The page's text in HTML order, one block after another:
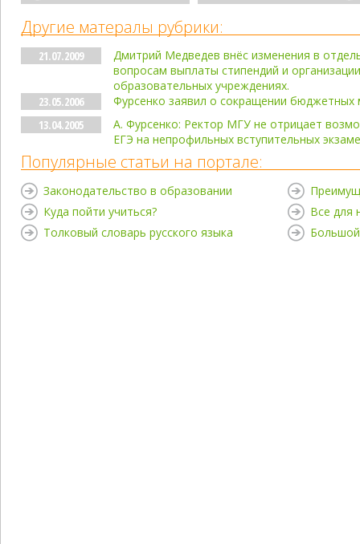
Другие матералы рубрики:
21.07.2009
Дмитрий Медведев внёс изменения в
вопросам выплаты стипендий и
образовательных учреждениях.
23.05.2006
Фурсенко заявил о сокращении бюджетных
13.04.2005
А. Фурсенко: Ректор МГУ не отрицает
ЕГЭ на непрофильных вступительных
Популярные статьи на портале:
Законодательство в образовании
Куда пойти учиться?
Толковый словарь русского языка
Все для
Большой